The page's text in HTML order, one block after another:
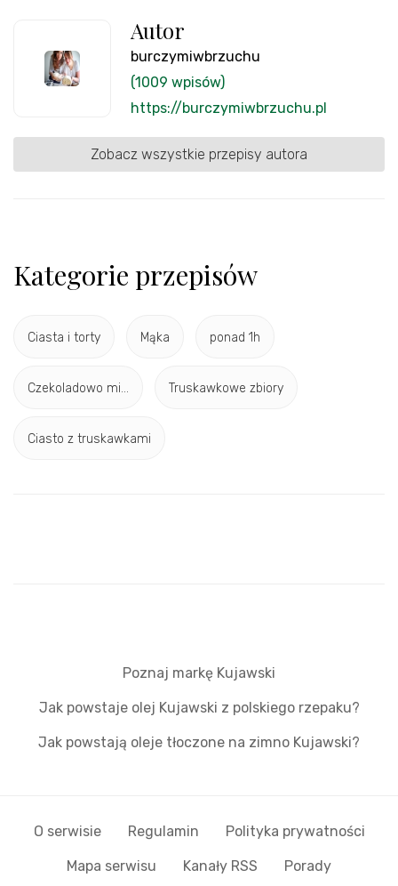
Autor
burczymiwbrzuchu
(1009 wpisów)
https://burczymiwbrzuchu.pl
Zobacz wszystkie przepisy autora
Kategorie przepisów
Ciasta i torty Mąka ponad 1h
Czekoladowo mi... Truskawkowe zbiory
Ciasto z truskawkami
Poznaj markę Kujawski
Jak powstaje olej Kujawski z polskiego rzepaku?
Jak powstają oleje tłoczone na zimno Kujawski?
O serwisie Regulamin Polityka prywatności
Mapa serwisu Kanały RSS Porady